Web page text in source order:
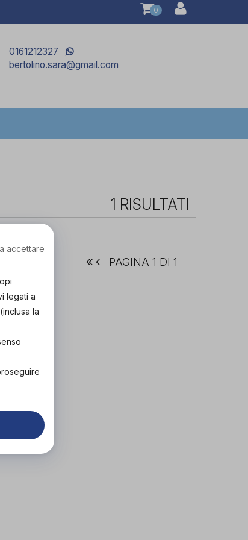
0
0161212327
bertolino.sara@gmail.com
1 RISULTATI
PAGINA 1 DI 1
accettare
legati a
la